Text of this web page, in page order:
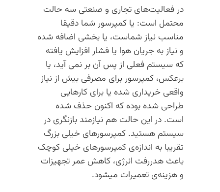
در فعالیت‌های تجاری و صنعتی سه حالت
محتمل است:‌ یا کمپرسور شما دقیقا
مناسب نیاز شماست، یا بخشی اضافه شده
و نیاز به جریان هوا یا فشار افزایش یافته
که سیستم فعلی از پس آن بر نمی آید، یا
برعکس، کمپرسور برای مصرفی بیش از نیاز
واقعی خریداری شده یا برای کارهایی
طراحی شده بوده که اکنون حذف شده
است. در این حالت هم نیازمند بازنگری در
سیستم هستید. کمپرسورهای خیلی بزرگ
تقریبا به اندازه‌ی کمپرسورهای خیلی کوچک
باعث هدررفت انرژی، کاهش عمر تجهیزات
و هزینه‌ی تعمیرات میشود.